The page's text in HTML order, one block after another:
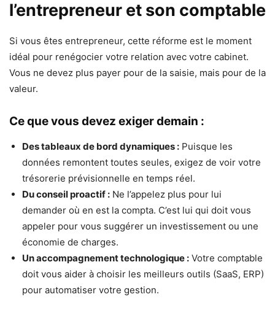
l’entrepreneur et son comptable
Si vous êtes entrepreneur, cette réforme est le moment
idéal pour renégocier votre relation avec votre cabinet.
Vous ne devez plus payer pour de la saisie, mais pour de la
valeur.
Ce que vous devez exiger demain :
Des tableaux de bord dynamiques : Puisque les
données remontent toutes seules, exigez de voir votre
trésorerie prévisionnelle en temps réel.
Du conseil proactif : Ne l’appelez plus pour lui
demander où en est la compta. C’est lui qui doit vous
appeler pour vous suggérer un investissement ou une
économie de charges.
Un accompagnement technologique : Votre comptable
doit vous aider à choisir les meilleurs outils (SaaS, ERP)
pour automatiser votre gestion.